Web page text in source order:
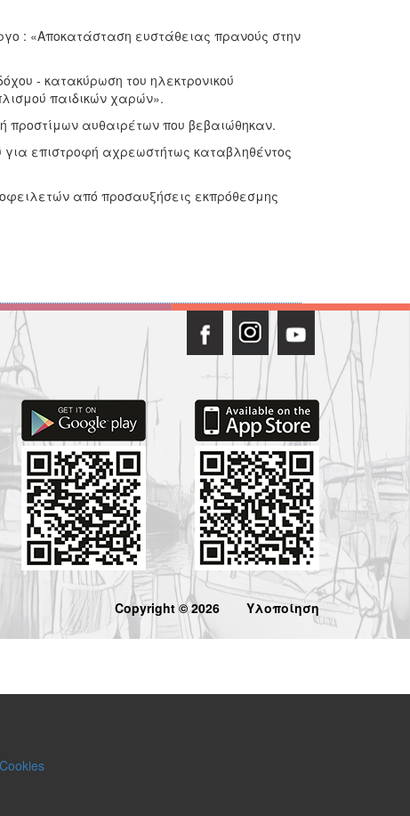
: «Αποκατάσταση ευστάθειας πρανούς στην
- κατακύρωση του ηλεκτρονικού
παιδικών χαρών».
αυθαιρέτων που βεβαιώθηκαν.
επιστροφή αχρεωστήτως καταβληθέντος
από προσαυξήσεις εκπρόθεσμης
Copyright © 2026 Υλοποίηση